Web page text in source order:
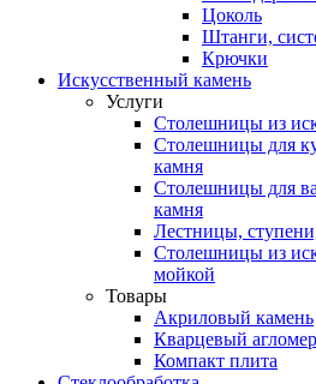
Цоколь
Штанги,
Крючки
Искусственный камень
Услуги
Столешницы из
Столешницы для
камня
Столешницы для
камня
Лестницы,
Столешницы из
мойкой
Товары
Акриловый камень
Кварцевый
Компакт плита